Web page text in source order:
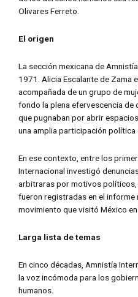
Olivares Ferreto.
El origen
La sección mexicana de
1971. Alicia Escalante de Zama
acompañada de un grupo de
fondo la plena efervescencia
que pugnaban por abrir
una amplia participación política
En ese contexto, entre los
Internacional investigó
arbitraras por motivos
fueron registradas en el informe
movimiento que visitó México
Larga lista de temas
En cinco décadas, Amnistía
la voz incómoda para los
humanos.